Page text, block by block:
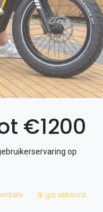
€1200
op
Ik ga akkoord